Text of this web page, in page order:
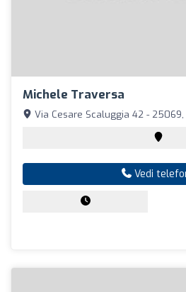
Michele Traversa
Via Cesare Scaluggia 42 -
Vedi